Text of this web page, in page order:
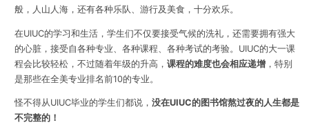
般，人山人海，还有各种乐队、游行及美食，十分欢乐。
在UIUC的学习和生活，学生们不仅要接受气候的洗礼，还需要拥有强大
的心脏，接受自各种专业、各种课程、各种考试的考验。UIUC的大一课
程会比较轻松，不过随着年级的升高， 课程的难度也会相应递增，特别
是那些在全美专业排名前10的专业。
怪不得从UIUC毕业的学生们都说， 没在UIUC的图书馆熬过夜的人生都是
不完整的！